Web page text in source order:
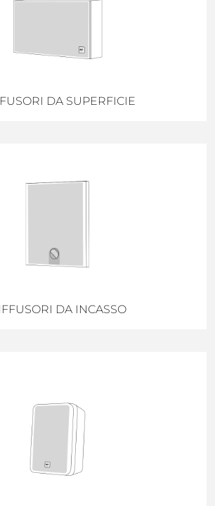
DA SUPERFICIE
DA INCASSO